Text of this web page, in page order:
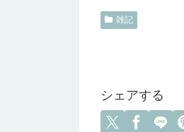
雑記
シェアする